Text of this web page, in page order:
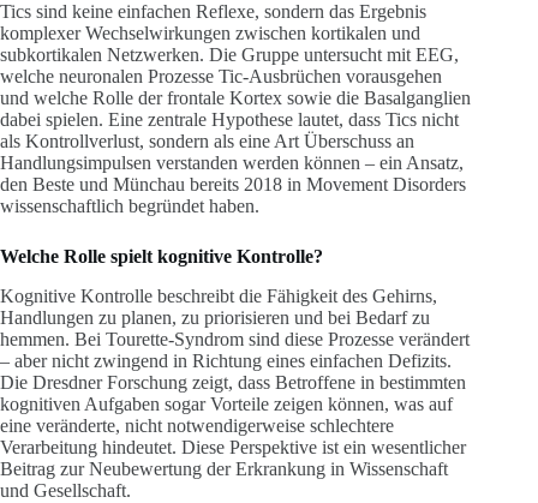
Tics sind keine einfachen Reflexe, sondern das Ergebnis
komplexer Wechselwirkungen zwischen kortikalen und
subkortikalen Netzwerken. Die Gruppe untersucht mit EEG,
welche neuronalen Prozesse Tic-Ausbrüchen vorausgehen
und welche Rolle der frontale Kortex sowie die Basalganglien
dabei spielen. Eine zentrale Hypothese lautet, dass Tics nicht
als Kontrollverlust, sondern als eine Art Überschuss an
Handlungsimpulsen verstanden werden können – ein Ansatz,
den Beste und Münchau bereits 2018 in Movement Disorders
wissenschaftlich begründet haben.
Welche Rolle spielt kognitive Kontrolle?
Kognitive Kontrolle beschreibt die Fähigkeit des Gehirns,
Handlungen zu planen, zu priorisieren und bei Bedarf zu
hemmen. Bei Tourette-Syndrom sind diese Prozesse verändert
– aber nicht zwingend in Richtung eines einfachen Defizits.
Die Dresdner Forschung zeigt, dass Betroffene in bestimmten
kognitiven Aufgaben sogar Vorteile zeigen können, was auf
eine veränderte, nicht notwendigerweise schlechtere
Verarbeitung hindeutet. Diese Perspektive ist ein wesentlicher
Beitrag zur Neubewertung der Erkrankung in Wissenschaft
und Gesellschaft.